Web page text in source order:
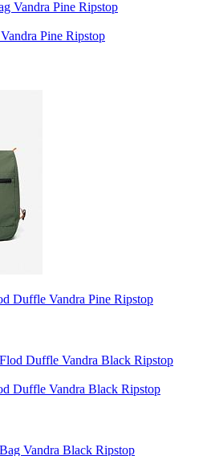
Pine Ripstop
Duffle Vandra Pine Ripstop
Duffle Vandra Black Ripstop